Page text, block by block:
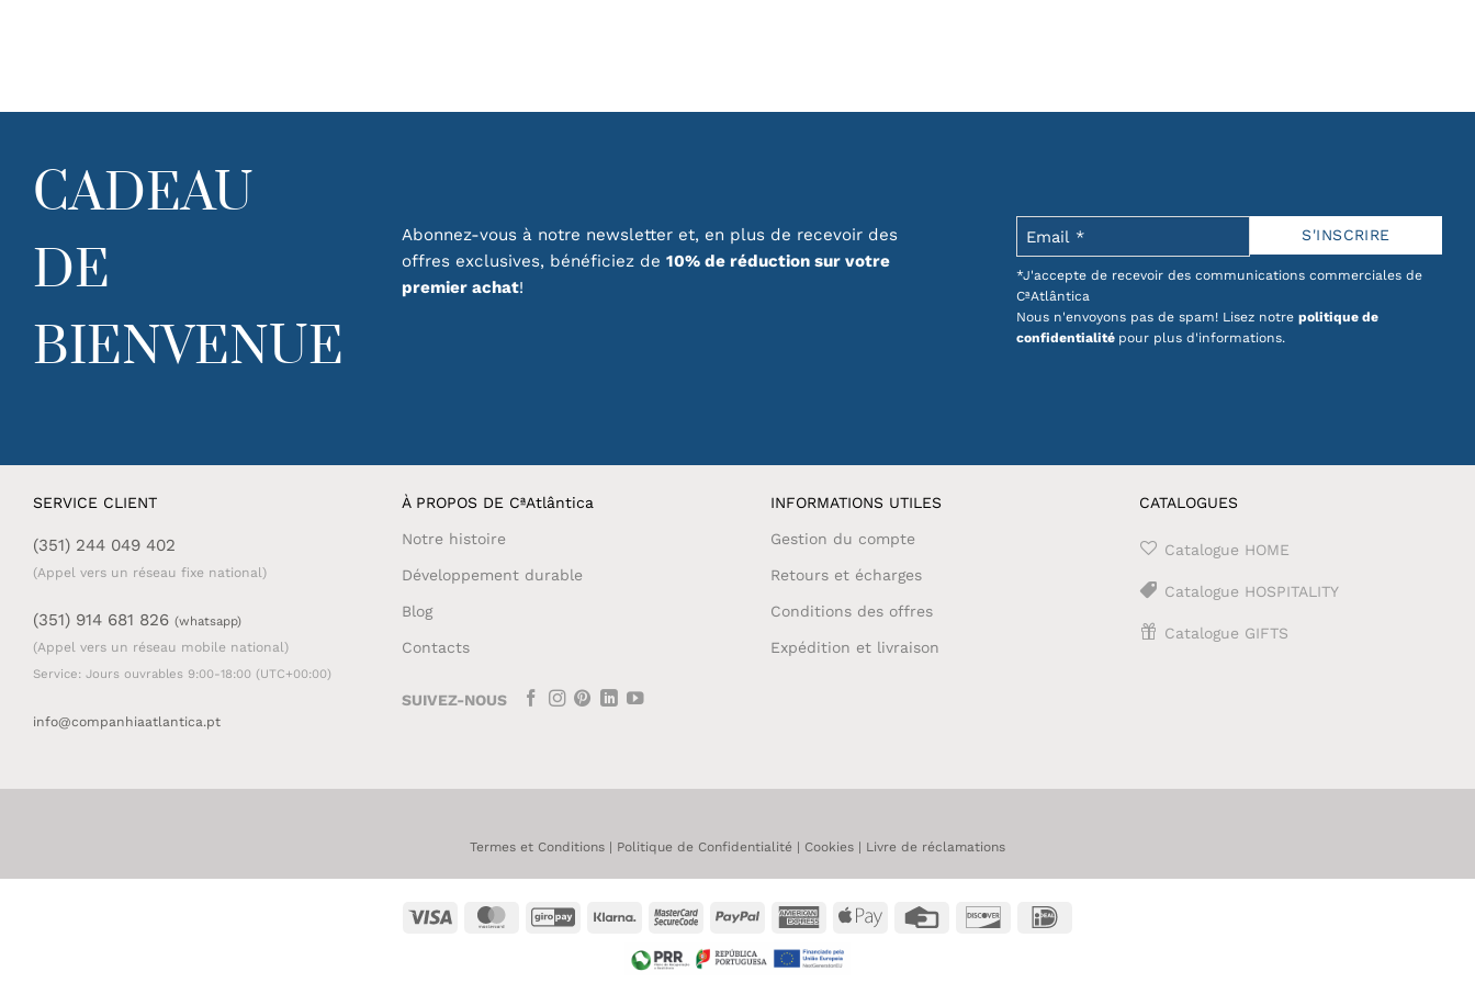
CADEAU
DE
BIENVENUE
Abonnez-vous à notre newsletter et, en plus de recevoir des
offres exclusives, bénéficiez de 10% de réduction sur votre
premier achat!
*J'accepte de recevoir des communications commerciales de
CªAtlântica
Nous n'envoyons pas de spam! Lisez notre politique de
confidentialité pour plus d'informations.
SERVICE CLIENT
(351) 244 049 402
(Appel vers un réseau fixe national)
(351) 914 681 826 (whatsapp)
(Appel vers un réseau mobile national)
Service: Jours ouvrables 9:00-18:00 (UTC+00:00)
info@companhiaatlantica.pt
À PROPOS DE CªAtlântica
Notre histoire
Développement durable
Blog
Contacts
SUIVEZ-NOUS
INFORMATIONS UTILES
Gestion du compte
Retours et écharges
Conditions des offres
Expédition et livraison
CATALOGUES
Catalogue HOME
Catalogue HOSPITALITY
Catalogue GIFTS
Termes et Conditions | Politique de Confidentialité | Cookies | Livre de réclamations
Visa MasterCardGiroPay Klarna
MasterCardPayPal
AmericanApple
Credit
Discover